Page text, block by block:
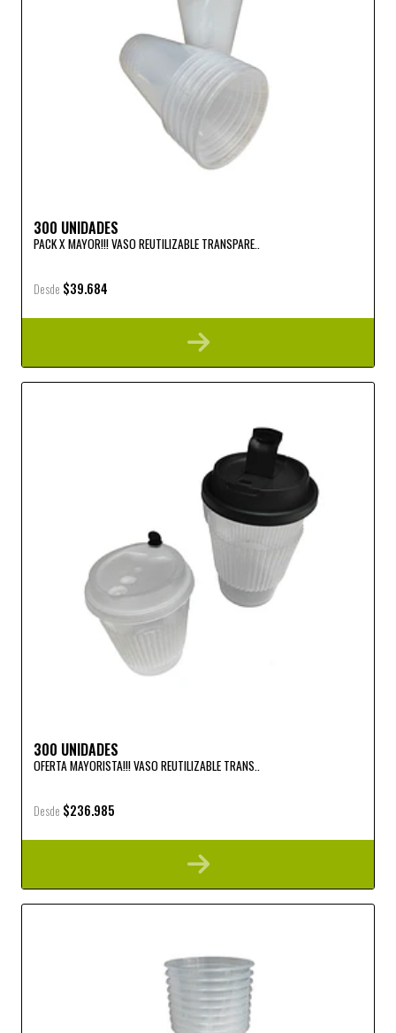
300 UNIDADES
PACK X MAYOR!!! VASO REUTILIZABLE TRANSPARE..
Desde $39.684
300 UNIDADES
OFERTA MAYORISTA!!! VASO REUTILIZABLE TRANS..
Desde $236.985